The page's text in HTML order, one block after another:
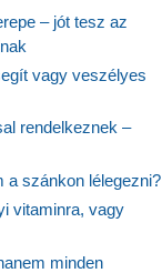
– jót tesz az
vagy veszélyes
rendelkeznek –
a szánkon lélegezni?
vitaminra, vagy
minden